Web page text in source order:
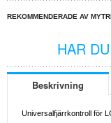
REKOMMENDERADE AV
HAR
Beskrivning
Universalfjärrkontroll för